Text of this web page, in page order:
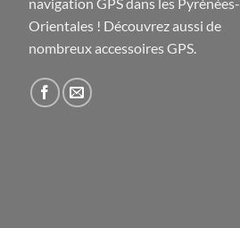
Orientales ! Découvrez aussi de
nombreux accessoires GPS.